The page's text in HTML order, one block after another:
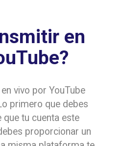
en
vivo por YouTube
primero que debes
que tu cuenta este
proporcionar un